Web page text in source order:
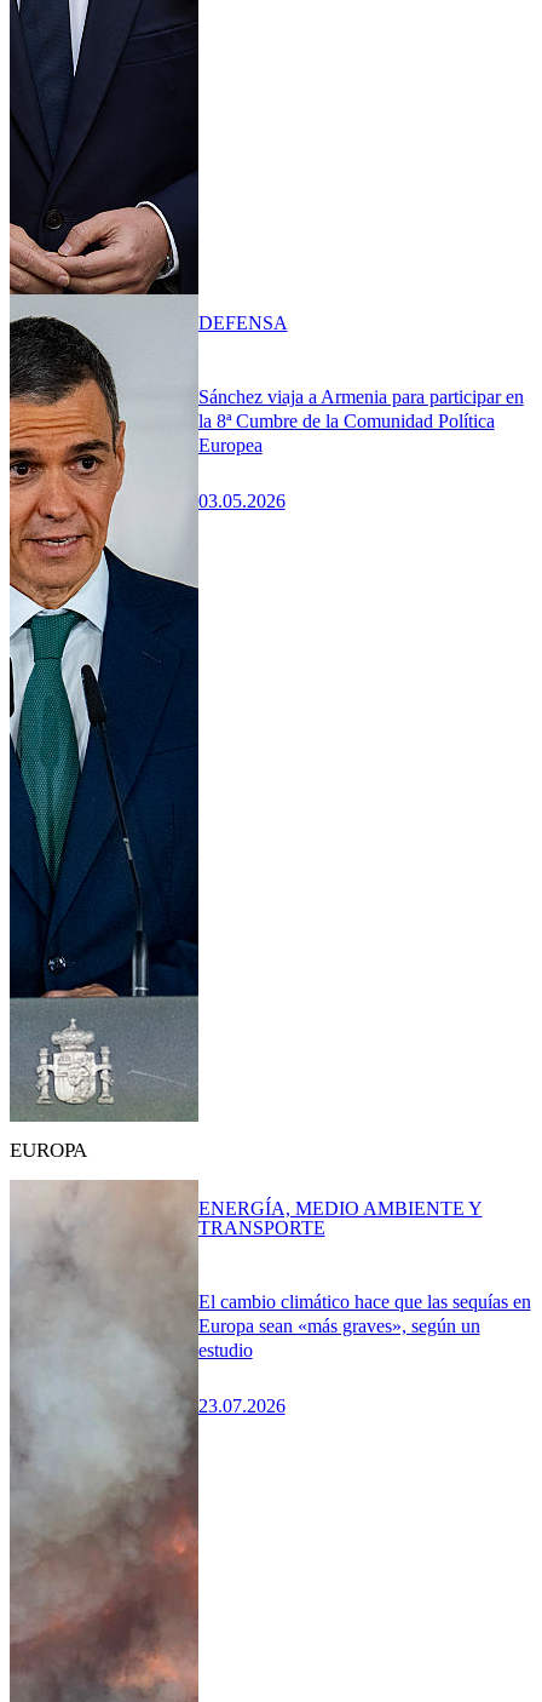
Sánchez viaja a Armenia para participar en
la 8ª Cumbre de la Comunidad Política
Europea
03.05.2026
DEFENSA
EUROPA
El cambio climático hace que las sequías en
Europa sean «más graves», según un
estudio
23.07.2026
ENERGÍA, MEDIO AMBIENTE Y
TRANSPORTE